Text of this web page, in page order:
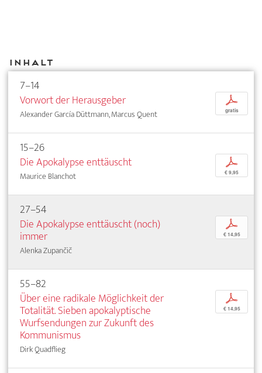
Inhalt
7–14
Vorwort der Herausgeber
Alexander García Düttmann, Marcus Quent
p
gratis
15–26
Die Apokalypse enttäuscht
Maurice Blanchot
p
€ 9,95
27–54
Die Apokalypse enttäuscht (noch)
immer
Alenka Zupančič
p
€ 14,95
55–82
Über eine radikale Möglichkeit der
Totalität. Sieben apokalyptische
Wurfsendungen zur Zukunft des
Kommunismus
Dirk Quadflieg
p
€ 14,95